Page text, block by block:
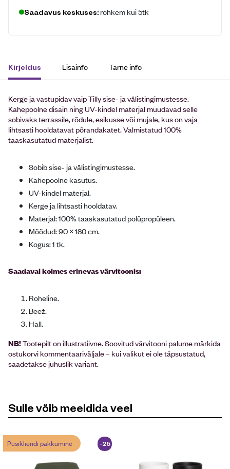
Saadavus keskuses: rohkem kui 5tk
Kirjeldus Lisainfo Tarne info
Kerge ja vastupidav vaip Tilly sise- ja välistingimustesse.
Kahepoolne disain ning UV-kindel materjal muudavad selle
sobivaks terrassile, rõdule, esikusse või mujale, kus on vaja
lihtsasti hooldatavat põrandakatet. Valmistatud 100%
taaskasutatud materjalist.
Sobib sise- ja välistingimustesse.
Kahepoolne kasutus.
UV-kindel materjal.
Kerge ja lihtsasti hooldatav.
Materjal: 100% taaskasutatud polüpropüleen.
Mõõdud: 90 × 180 cm.
Kogus: 1 tk.
Saadaval kolmes erinevas värvitoonis:
Roheline.
Beež.
Hall.
NB!Tootepilt on illustratiivne. Soovitud värvitooni palume märkida
ostukorvi kommentaariväljale – kui valikut ei ole täpsustatud,
saadetakse juhuslik variant.
Sulle võib meeldida veel
Püsikliendi pakkumine
-25
%